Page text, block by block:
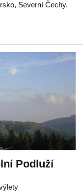
, Severní Čechy,
Podluží